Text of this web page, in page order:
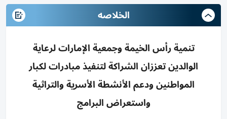
الخلاصه
تنمية رأس الخيمة وجمعية الإمارات لرعاية
الوالدين تعززان الشراكة لتنفيذ مبادرات لكبار
المواطنين ودعم الأنشطة الأسرية والتراثية
واستعراض البرامج